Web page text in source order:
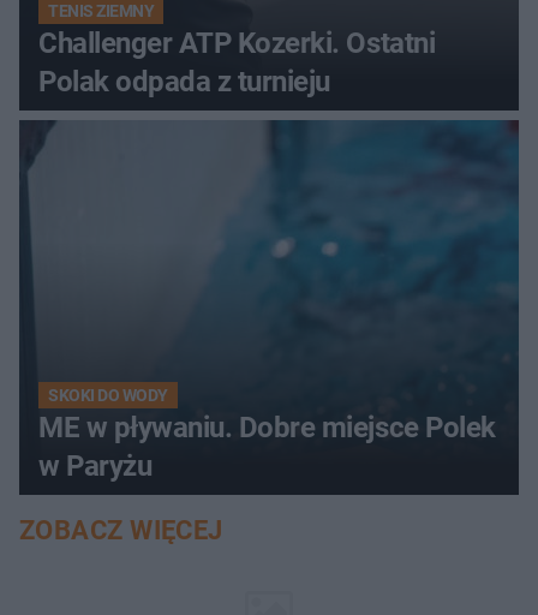
TENIS ZIEMNY
Challenger ATP Kozerki. Ostatni
Polak odpada z turnieju
SKOKI DO WODY
ME w pływaniu. Dobre miejsce Polek
w Paryżu
ZOBACZ WIĘCEJ